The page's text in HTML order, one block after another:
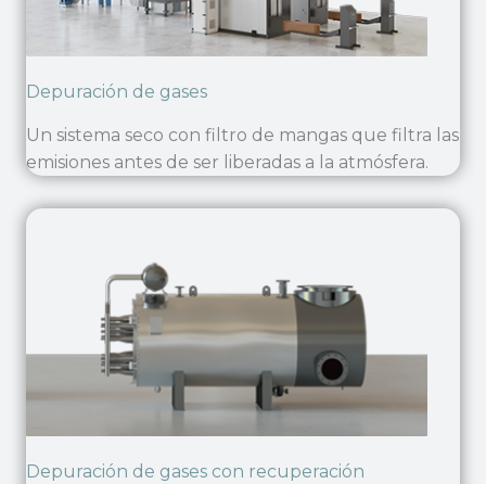
Depuración de gases
Un sistema seco con filtro de mangas que filtra las
emisiones antes de ser liberadas a la atmósfera.
Depuración de gases con recuperación